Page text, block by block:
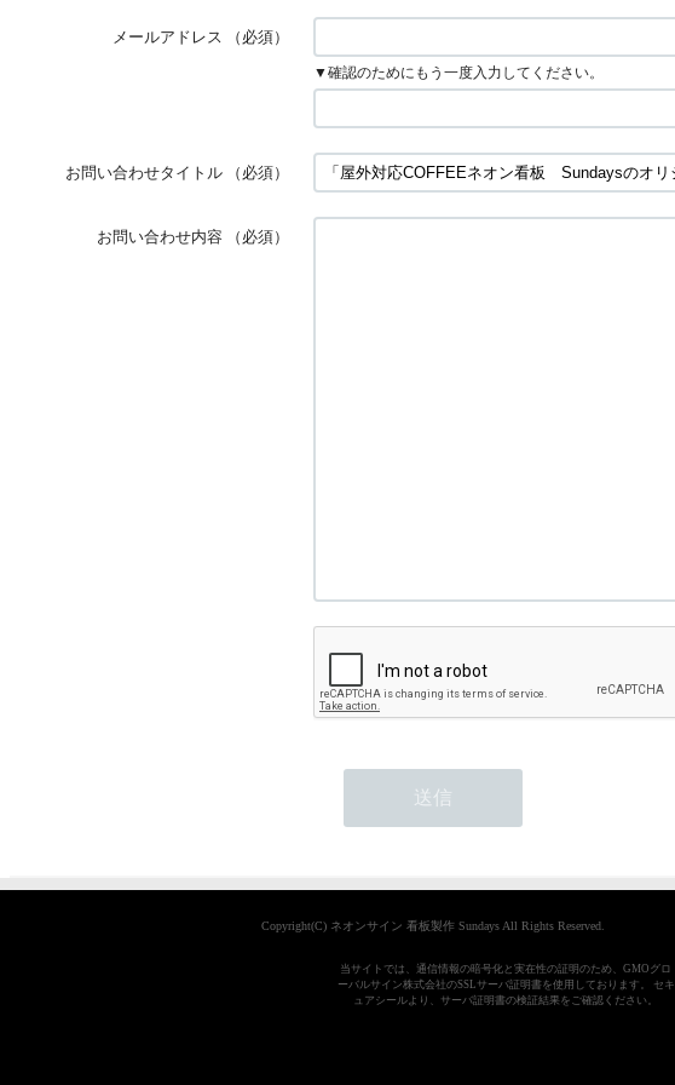
メールアドレス （必須）
▼確認のためにもう一度入力してください。
お問い合わせタイトル （必須）
お問い合わせ内容 （必須）
Copyright(C) ネオンサイン 看板製作 Sundays All Rights Reserved.
当サイトでは、通信情報の暗号化と実在性の証明のため、GMOグロ
ーバルサイン株式会社のSSLサーバ証明書を使用しております。 セキ
ュアシールより、サーバ証明書の検証結果をご確認ください。